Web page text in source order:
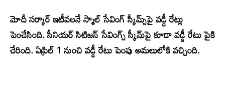
మోదీ సర్కార్ ఇటీవలనే స్మాల్ సేవింగ్ స్కీమ్స్‌పై వడ్డీ రేట్లు
పెంచేసింది. సీనియర్ సిటిజన్ సేవింగ్స్ స్కీమ్‌పై కూడా వడ్డీ రేటు పైకి
చేరింది. ఏప్రిల్ 1 నుంచి వడ్డీ రేటు పెంపు అమలులోకి వచ్చింది.